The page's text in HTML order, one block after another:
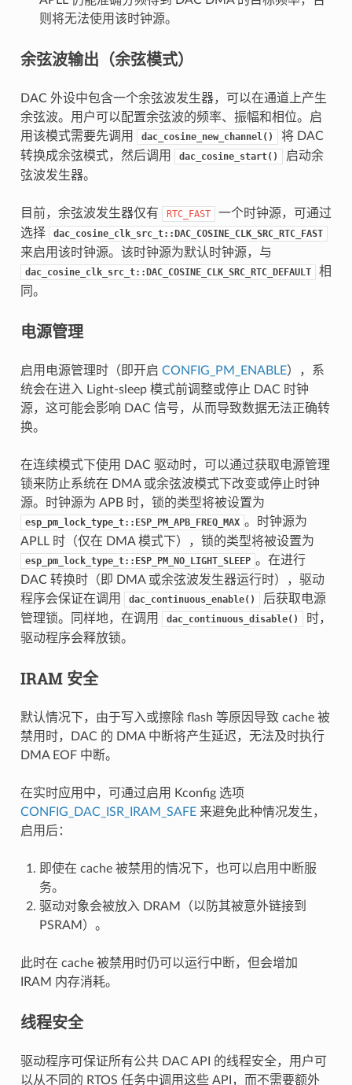
则将无法使用该时钟源。
余弦波输出（余弦模式）
DAC 外设中包含一个余弦波发生器，可以在通道上产生
余弦波。用户可以配置余弦波的频率、振幅和相位。启
用该模式需要先调用
dac_cosine_new_channel()
将 DAC
转换成余弦模式，然后调用
dac_cosine_start()
启动余
弦波发生器。
目前，余弦波发生器仅有 RTC_FAST
一个时钟源，可通过
选择
dac_cosine_clk_src_t::DAC_COSINE_CLK_SRC_RTC_FAST
来启用该时钟源。该时钟源为默认时钟源，与
dac_cosine_clk_src_t::DAC_COSINE_CLK_SRC_RTC_DEFAULT
相
同。
电源管理
启用电源管理时（即开启 CONFIG_PM_ENABLE），系
统会在进入 Light-sleep 模式前调整或停止 DAC 时钟
源，这可能会影响 DAC 信号，从而导致数据无法正确转
换。
在连续模式下使用 DAC 驱动时，可以通过获取电源管理
锁来防止系统在 DMA 或余弦波模式下改变或停止时钟
源。时钟源为 APB 时，锁的类型将被设置为
esp_pm_lock_type_t::ESP_PM_APB_FREQ_MAX 。时钟源为
APLL 时（仅在 DMA 模式下），锁的类型将被设置为
esp_pm_lock_type_t::ESP_PM_NO_LIGHT_SLEEP 。在进行
DAC 转换时（即 DMA 或余弦波发生器运行时），驱动
程序会保证在调用
dac_continuous_enable()
后获取电源
管理锁。同样地，在调用
dac_continuous_disable()
时，
驱动程序会释放锁。
IRAM 安全
默认情况下，由于写入或擦除 flash 等原因导致 cache 被
禁用时，DAC 的 DMA 中断将产生延迟，无法及时执行
DMA EOF 中断。
在实时应用中，可通过启用 Kconfig 选项
CONFIG_DAC_ISR_IRAM_SAFE来避免此种情况发生，
启用后：
即使在 cache 被禁用的情况下，也可以启用中断服
务。
驱动对象会被放入 DRAM（以防其被意外链接到
PSRAM）。
此时在 cache 被禁用时仍可以运行中断，但会增加
IRAM 内存消耗。
线程安全
驱动程序可保证所有公共 DAC API 的线程安全，用户可
以从不同的 RTOS 任务中调用这些 API，而不需要额外